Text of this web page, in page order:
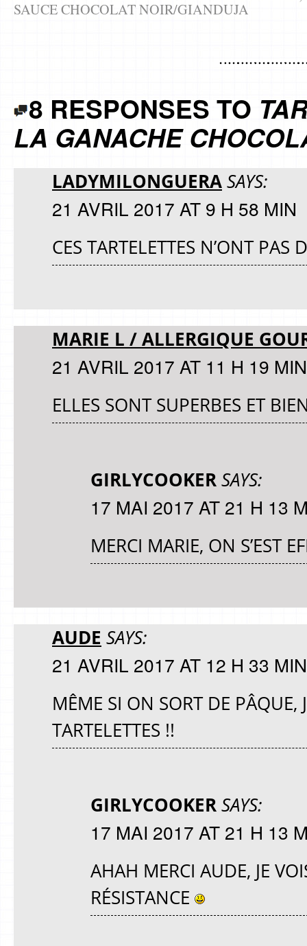
SAUCE CHOCOLAT NOIR/GIANDUJA
8 RESPONSES TO
LA GANACHE
LADYMILONGUERASAYS:
21 AVRIL 2017 AT 9 H 58 MIN
CES TARTELETTES N’ONT PAS
MARIE L / ALLERGIQUE
21 AVRIL 2017 AT 11 H 19 MIN
ELLES SONT SUPERBES ET
GIRLYCOOKERSAYS:
17 MAI 2017 AT 21 H 13
MERCI MARIE, ON S’EST
AUDE SAYS:
21 AVRIL 2017 AT 12 H 33 MIN
MÊME SI ON SORT DE PÂQUE,
TARTELETTES !!
GIRLYCOOKERSAYS:
17 MAI 2017 AT 21 H 13
AHAH MERCI AUDE, JE
RÉSISTANCE